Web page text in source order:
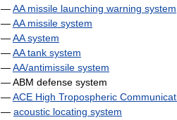
—AA missile launching warning system
—AA missile system
—AA system
—AA tank system
—AA/antimissile system
—ABM defense system
—ACE High Tropospheric
— acoustic locating system